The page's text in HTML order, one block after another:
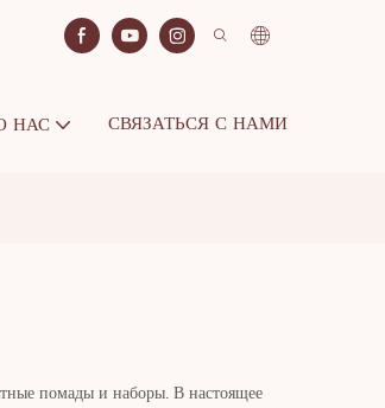
НАС СВЯЗАТЬСЯ С НАМИ
помады и наборы. В настоящее